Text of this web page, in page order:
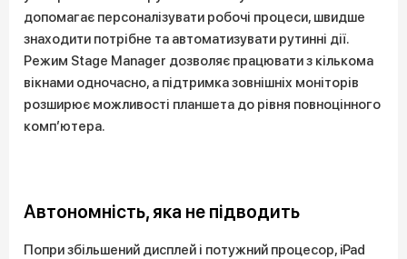
допомагає персоналізувати робочі процеси, швидше
знаходити потрібне та автоматизувати рутинні дії.
Режим Stage Manager дозволяє працювати з кількома
вікнами одночасно, а підтримка зовнішніх моніторів
розширює можливості планшета до рівня повноцінного
комп’ютера.
Автономність, яка не підводить
Попри збільшений дисплей і потужний процесор, iPad